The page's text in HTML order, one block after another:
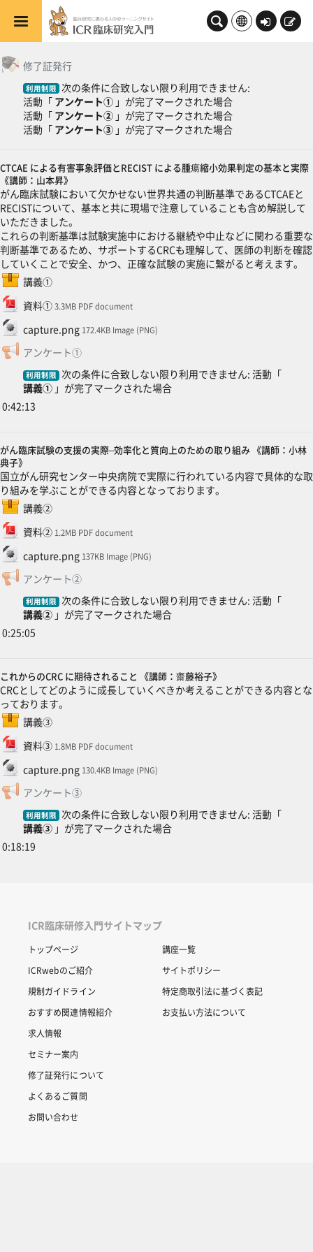
メインコンテンツへスキップする
ロ
新
トピックアウトライン
一般 修了証発行
利用制限 次の条件に合致しない限り利用できません:
活動「 アンケート①」が完了マークされた場合
活動「 アンケート②」が完了マークされた場合
活動「 アンケート③」が完了マークされた場合
CTCAE による有害事象評価とRECIST による腫瘍縮小効果判定の基本と実際
《講師：山本昇》
がん臨床試験において欠かせない世界共通の判断基準であるCTCAEと
RECISTについて、基本と共に現場で注意していることも含め解説して
いただきました。
これらの判断基準は試験実施中における継続や中止などに関わる重要な
判断基準であるため、サポートするCRCも理解して、医師の判断を確認
していくことで安全、かつ、正確な試験の実施に繋がると考えます。
講義①
SCORMパッケージ
資料①
ファイル3.3MB PDF document
capture.png
ファイル172.4KB Image (PNG)
アンケート①フィードバック
利用制限 次の条件に合致しない限り利用できません: 活動「
講義①」が完了マークされた場合
0:42:13
がん臨床試験の支援の実際–効率化と質向上のための取り組み 《講師：小林
典子》
国立がん研究センター中央病院で実際に行われている内容で具体的な取
り組みを学ぶことができる内容となっております。
講義②
SCORMパッケージ
資料②
ファイル1.2MB PDF document
capture.png
ファイル137KB Image (PNG)
アンケート②フィードバック
利用制限 次の条件に合致しない限り利用できません: 活動「
講義②」が完了マークされた場合
0:25:05
これからのCRC に期待されること 《講師：齋藤裕子》
CRCとしてどのように成長していくべきか考えることができる内容とな
っております。
講義③
SCORMパッケージ
資料③
ファイル1.8MB PDF document
capture.png
ファイル130.4KB Image (PNG)
アンケート③フィードバック
利用制限 次の条件に合致しない限り利用できません: 活動「
講義③」が完了マークされた場合
0:18:19
ICR臨床研修入門サイトマップ
トップページ
ICRwebのご紹介
規制ガイドライン
おすすめ関連情報紹介
求人情報
セミナー案内
修了証発行について
よくあるご質問
お問い合わせ
講座一覧
サイトポリシー
特定商取引法に基づく表記
お支払い方法について